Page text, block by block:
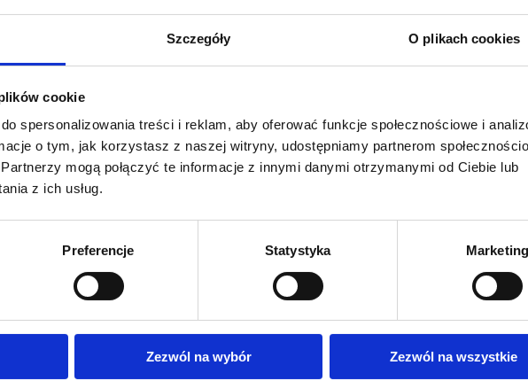
Szczegóły O plikach cookies
cookie
spersonalizowania treści i reklam, aby oferować funkcje społecznościowe i
o tym, jak korzystasz z naszej witryny, udostępniamy partnerom
mogą połączyć te informacje z innymi danymi otrzymanymi od Ciebie lub
z ich usług.
Preferencje Statystyka Marketing
Zezwól na wybór Zezwól na wszystkie
poniższej. Produkty mierzone są na płasko bez rozciągania. Przy wyborze
5XL (biust od 110 do 140 cm max)